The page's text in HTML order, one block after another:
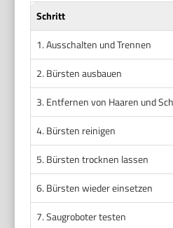
Schritt
1. Ausschalten und Trennen
2. Bürsten ausbauen
3. Entfernen von Haaren und
4. Bürsten reinigen
5. Bürsten trocknen lassen
6. Bürsten wieder einsetzen
7. Saugroboter testen